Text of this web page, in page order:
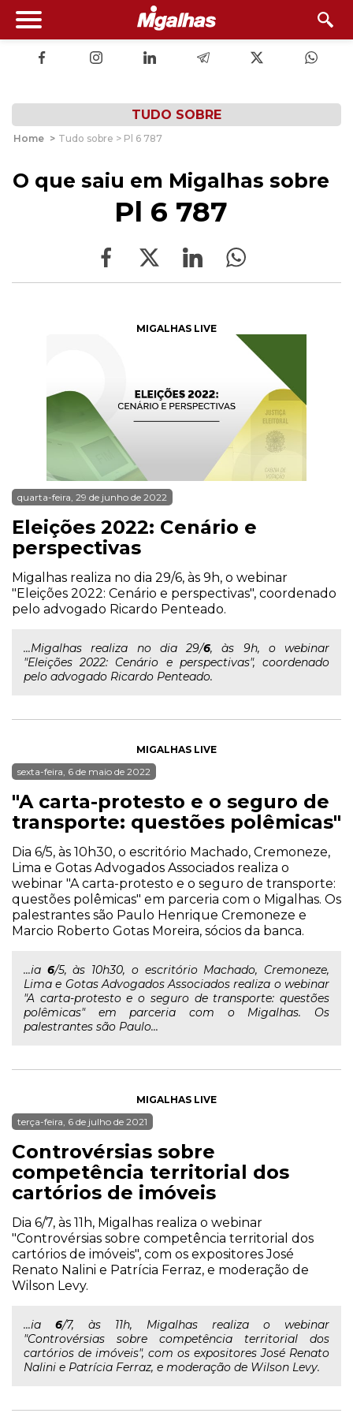
TUDO SOBRE
Home > Tudo sobre > Pl 6 787
O que saiu em Migalhas sobre
Pl 6 787
MIGALHAS LIVE
quarta-feira, 29 de junho de 2022
Eleições 2022: Cenário e
perspectivas
Migalhas realiza no dia 29/6, às 9h, o webinar
"Eleições 2022: Cenário e perspectivas", coordenado
pelo advogado Ricardo Penteado.
...Migalhas realiza no dia 29/6, às 9h, o webinar
"Eleições 2022: Cenário e perspectivas", coordenado
pelo advogado Ricardo Penteado.
MIGALHAS LIVE
sexta-feira, 6 de maio de 2022
"A carta-protesto e o seguro de
transporte: questões polêmicas"
Dia 6/5, às 10h30, o escritório Machado, Cremoneze,
Lima e Gotas Advogados Associados realiza o
webinar "A carta-protesto e o seguro de transporte:
questões polêmicas" em parceria com o Migalhas. Os
palestrantes são Paulo Henrique Cremoneze e
Marcio Roberto Gotas Moreira, sócios da banca.
...ia 6/5, às 10h30, o escritório Machado, Cremoneze,
Lima e Gotas Advogados Associados realiza o webinar
"A carta-protesto e o seguro de transporte: questões
polêmicas" em parceria com o Migalhas. Os
palestrantes são Paulo...
MIGALHAS LIVE
terça-feira, 6 de julho de 2021
Controvérsias sobre
competência territorial dos
cartórios de imóveis
Dia 6/7, às 11h, Migalhas realiza o webinar
"Controvérsias sobre competência territorial dos
cartórios de imóveis", com os expositores José
Renato Nalini e Patrícia Ferraz, e moderação de
Wilson Levy.
...ia 6/7, às 11h, Migalhas realiza o webinar
"Controvérsias sobre competência territorial dos
cartórios de imóveis", com os expositores José Renato
Nalini e Patrícia Ferraz, e moderação de Wilson Levy.